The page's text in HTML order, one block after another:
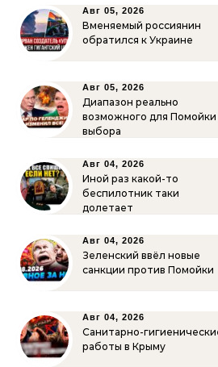
Авг 05, 2026
Вменяемый россиянин
обратился к Украине
Авг 05, 2026
Диапазон реально
возможного для Помойки
выбора
Авг 04, 2026
Иной раз какой-то
беспилотник таки
долетает
Авг 04, 2026
Зеленский ввёл новые
санкции против Помойки
Авг 04, 2026
Санитарно-
работы в Крыму